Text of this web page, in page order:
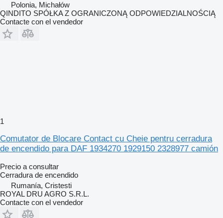
Polonia, Michałów
QINDITO SPÓŁKA Z OGRANICZONĄ ODPOWIEDZIALNOŚCIĄ
Contacte con el vendedor
1
Comutator de Blocare Contact cu Cheie pentru cerradura
de encendido para DAF 1934270 1929150 2328977 camión
Precio a consultar
Cerradura de encendido
Rumanía, Cristesti
ROYAL DRU AGRO S.R.L.
Contacte con el vendedor